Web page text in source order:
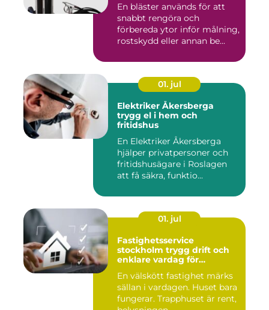
En bläster används för att
snabbt rengöra och
förbereda ytor inför målning,
rostskydd eller annan be...
01. jul
Elektriker Åkersberga
trygg el i hem och
fritidshus
En Elektriker Åkersberga
hjälper privatpersoner och
fritidshusägare i Roslagen
att få säkra, funktio...
01. jul
Fastighetsservice
stockholm trygg drift och
enklare vardag för
fastighetsägare
En välskött fastighet märks
sällan i vardagen. Huset bara
fungerar. Trapphuset är rent,